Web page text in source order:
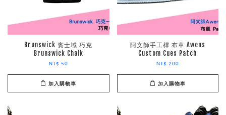
Brunswick 賓士域 巧克
Brunswick Chalk
NT$ 50
加入購物車
阿文師手工桿 布章 Awens
Custom Cues Patch
NT$ 200
加入購物車